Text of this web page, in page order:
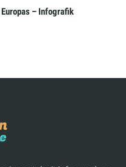
– Infografik